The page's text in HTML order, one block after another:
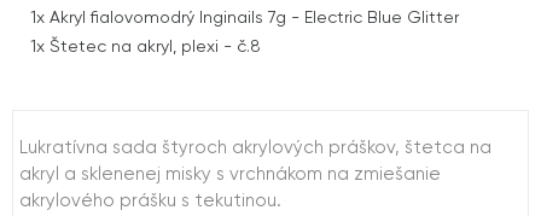
1x Akryl fialovomodrý Inginails 7g - Electric Blue Glitter
1x Štetec na akryl, plexi - č.8
Lukratívna sada štyroch akrylových práškov, štetca na
akryl a sklenenej misky s vrchnákom na zmiešanie
akrylového prášku s tekutinou.